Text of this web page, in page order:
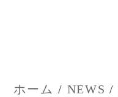
ョ
ホーム NEWS